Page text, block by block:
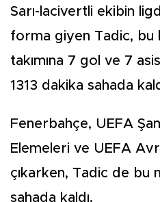
Sarı-lacivertli ekibin
forma giyen Tadic, bu
takımına 7 gol ve 7
1313 dakika sahada
Fenerbahçe, UEFA
Elemeleri ve UEFA
çıkarken, Tadic de bu
sahada kaldı.